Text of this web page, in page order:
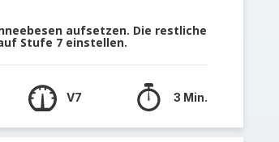
aufsetzen. Die restliche
Stufe 7 einstellen.
V7 3 Min.